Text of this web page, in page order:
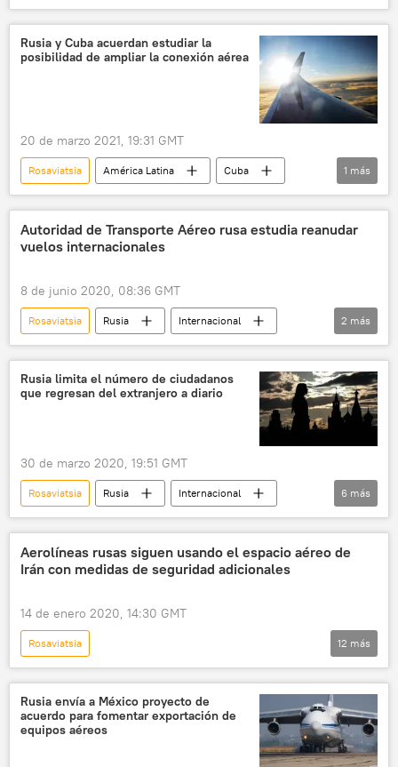
Rusia 🌏 Asia
🌍 Europa
aviones
Rusia y Cuba acuerdan estudiar la
posibilidad de ampliar la conexión aérea
20 de marzo 2021, 19:31 GMT
Rosaviatsia América Latina
Cuba
Rusia
1 más
Autoridad de Transporte Aéreo rusa estudia reanudar
vuelos internacionales
8 de junio 2020, 08:36 GMT
Rosaviatsia Rusia
Internacional
coronavirus
noticias
2 más
Rusia limita el número de ciudadanos
que regresan del extranjero a diario
30 de marzo 2020, 19:51 GMT
Rosaviatsia Rusia
Internacional
ciudadanos
regreso
coronavirus
pandemia de coronavirus
📰 El coronavirus en Rusia
noticias
6 más
Aerolíneas rusas siguen usando el espacio aéreo de
Irán con medidas de seguridad adicionales
14 de enero 2020, 14:30 GMT
Rosaviatsia
El siniestro del avión ucraniano en Teherán
🌍 Oriente Medio
Internacional
Rusia
aerolínea
Irán
12 más
Rusia envía a México proyecto de
acuerdo para fomentar exportación de
equipos aéreos